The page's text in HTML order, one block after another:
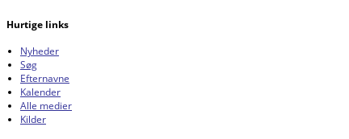
Hurtige links
Nyheder
Søg
Efternavne
Kalender
Alle medier
Kilder